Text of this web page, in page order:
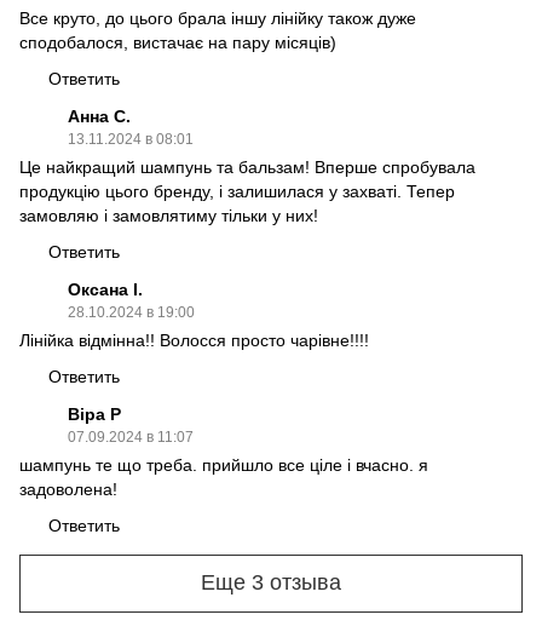
Все круто, до цього брала іншу лінійку також дуже
сподобалося, вистачає на пару місяців)
Ответить
Анна С.
13.11.2024 в 08:01
Це найкращий шампунь та бальзам! Вперше спробувала
продукцію цього бренду, і залишилася у захваті. Тепер
замовляю і замовлятиму тільки у них!
Ответить
Оксана І.
28.10.2024 в 19:00
Лінійка відмінна!! Волосся просто чарівне!!!!
Ответить
Віра Р
07.09.2024 в 11:07
шампунь те що треба. прийшло все ціле і вчасно. я
задоволена!
Ответить
Еще 3 отзыва